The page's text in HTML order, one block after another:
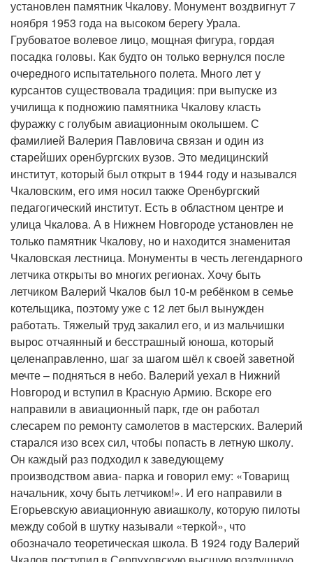
установлен памятник Чкалову. Монумент воздвигнут 7
ноября 1953 года на высоком берегу Урала.
Грубоватое волевое лицо, мощная фигура, гордая
посадка головы. Как будто он только вернулся после
очередного испытательного полета. Много лет у
курсантов существовала традиция: при выпуске из
училища к подножию памятника Чкалову класть
фуражку с голубым авиационным околышем. С
фамилией Валерия Павловича связан и один из
старейших оренбургских вузов. Это медицинский
институт, который был открыт в 1944 году и назывался
Чкаловским, его имя носил также Оренбургский
педагогический институт. Есть в областном центре и
улица Чкалова. А в Нижнем Новгороде установлен не
только памятник Чкалову, но и находится знаменитая
Чкаловская лестница. Монументы в честь легендарного
летчика открыты во многих регионах. Хочу быть
летчиком Валерий Чкалов был 10-м ребёнком в семье
котельщика, поэтому уже с 12 лет был вынужден
работать. Тяжелый труд закалил его, и из мальчишки
вырос отчаянный и бесстрашный юноша, который
целенаправленно, шаг за шагом шёл к своей заветной
мечте – подняться в небо. Валерий уехал в Нижний
Новгород и вступил в Красную Армию. Вскоре его
направили в авиационный парк, где он работал
слесарем по ремонту самолетов в мастерских. Валерий
старался изо всех сил, чтобы попасть в летную школу.
Он каждый раз подходил к заведующему
производством авиа- парка и говорил ему: «Товарищ
начальник, хочу быть летчиком!». И его направили в
Егорьевскую авиационную авиашколу, которую пилоты
между собой в шутку называли «теркой», что
обозначало теоретическая школа. В 1924 году Валерий